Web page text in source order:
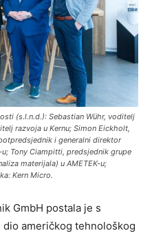
(s.l.n.d.): Sebastian Wühr, voditelj
razvoja u Kernu; Simon Eickholt,
i generalni direktor
Tony Ciampitti, predsjednik grupe
materijala) u AMETEK-u;
Kern Micro.
GmbH postala je s
američkog tehnološkog